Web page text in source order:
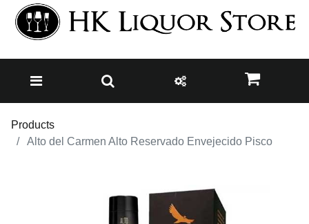
Products
Alto del Carmen Alto Reservado Envejecido Pisco